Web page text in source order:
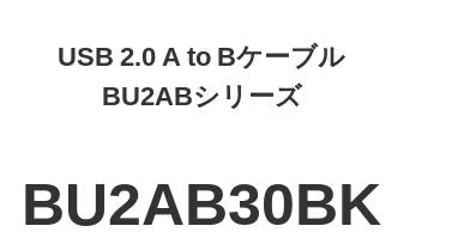
USB 2.0 A to Bケーブル
BU2ABシリーズ
BU2AB30BK